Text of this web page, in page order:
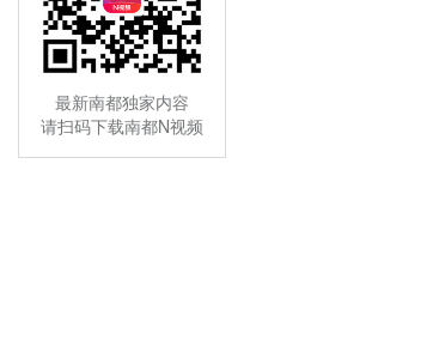
最新南都独家内容
请扫码下载南都N视频